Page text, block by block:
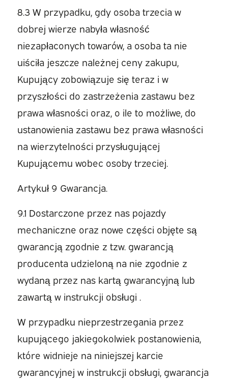
8.3 W przypadku, gdy osoba trzecia w
dobrej wierze nabyła własność
niezapłaconych towarów, a osoba ta nie
uiściła jeszcze należnej ceny zakupu,
Kupujący zobowiązuje się teraz i w
przyszłości do zastrzeżenia zastawu bez
prawa własności oraz, o ile to możliwe, do
ustanowienia zastawu bez prawa własności
na wierzytelności przysługującej
Kupującemu wobec osoby trzeciej.
Artykuł 9 Gwarancja.
9.1 Dostarczone przez nas pojazdy
mechaniczne oraz nowe części objęte są
gwarancją zgodnie z tzw. gwarancją
producenta udzieloną na nie zgodnie z
wydaną przez nas kartą gwarancyjną lub
zawartą w instrukcji obsługi .
W przypadku nieprzestrzegania przez
kupującego jakiegokolwiek postanowienia,
które widnieje na niniejszej karcie
gwarancyjnej w instrukcji obsługi, gwarancja